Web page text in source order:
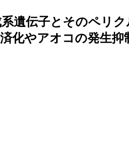
遺伝子とそのペリ
化やアオコの発生抑